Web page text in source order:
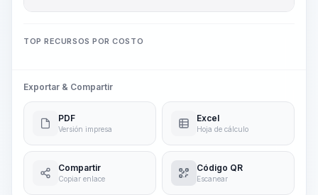
TOP RECURSOS POR COSTO
Exportar & Compartir
PDF
Versión impresa
Excel
Hoja de cálculo
Compartir
Copiar enlace
Código QR
Escanear